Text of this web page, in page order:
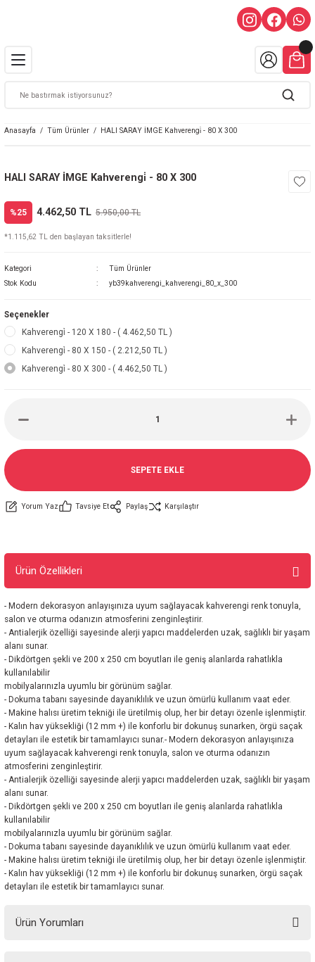
Anasayfa Tüm Ürünler HALI SARAY İMGE Kahverengi̇ - 80 X 300
HALI SARAY İMGE Kahverengi̇ - 80 X 300
%25 4.462,50 TL 5.950,00 TL
*1.115,62 TL den başlayan taksitlerle!
Kategori
Tüm Ürünler
Stok Kodu
yb39kahverengi_kahverengi_80_x_300
Seçenekler
Kahverengi̇ - 120 X 180 - ( 4.462,50 TL )
Kahverengi̇ - 80 X 150 - ( 2.212,50 TL )
Kahverengi̇ - 80 X 300 - ( 4.462,50 TL )
SEPETE EKLE
Yorum Yaz Tavsiye Et Paylaş Karşılaştır
Ürün Özellikleri
- Modern dekorasyon anlayışınıza uyum sağlayacak kahverengi renk tonuyla,
salon ve oturma odanızın atmosferini zenginleştirir.
- Antialerjik özelliği sayesinde alerji yapıcı maddelerden uzak, sağlıklı bir yaşam
alanı sunar.
- Dikdörtgen şekli ve 200 x 250 cm boyutları ile geniş alanlarda rahatlıkla
kullanılabilir
mobilyalarınızla uyumlu bir görünüm sağlar.
- Dokuma tabanı sayesinde dayanıklılık ve uzun ömürlü kullanım vaat eder.
- Makine halısı üretim tekniği ile üretilmiş olup, her bir detayı özenle işlenmiştir.
- Kalın hav yüksekliği (12 mm +) ile konforlu bir dokunuş sunarken, örgü saçak
detayları ile estetik bir tamamlayıcı sunar.- Modern dekorasyon anlayışınıza
uyum sağlayacak kahverengi renk tonuyla, salon ve oturma odanızın
atmosferini zenginleştirir.
- Antialerjik özelliği sayesinde alerji yapıcı maddelerden uzak, sağlıklı bir yaşam
alanı sunar.
- Dikdörtgen şekli ve 200 x 250 cm boyutları ile geniş alanlarda rahatlıkla
kullanılabilir
mobilyalarınızla uyumlu bir görünüm sağlar.
- Dokuma tabanı sayesinde dayanıklılık ve uzun ömürlü kullanım vaat eder.
- Makine halısı üretim tekniği ile üretilmiş olup, her bir detayı özenle işlenmiştir.
- Kalın hav yüksekliği (12 mm +) ile konforlu bir dokunuş sunarken, örgü saçak
detayları ile estetik bir tamamlayıcı sunar.
Ürün Yorumları